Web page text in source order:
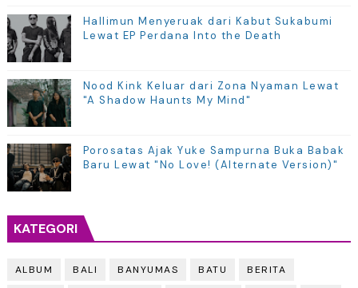
Hallimun Menyeruak dari Kabut Sukabumi
Lewat EP Perdana Into the Death
Nood Kink Keluar dari Zona Nyaman Lewat
"A Shadow Haunts My Mind"
Porosatas Ajak Yuke Sampurna Buka Babak
Baru Lewat "No Love! (Alternate Version)"
KATEGORI
ALBUM BALI BANYUMAS BATU BERITA